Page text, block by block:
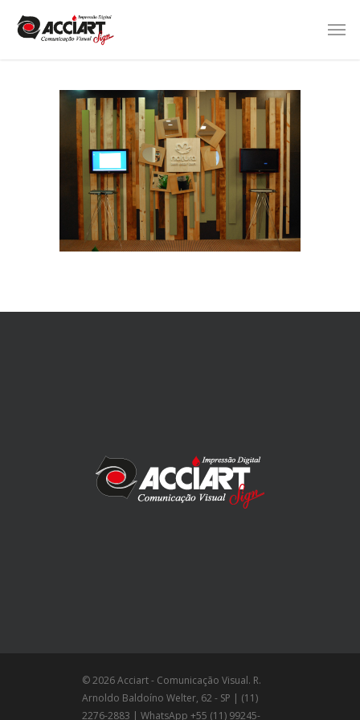
© 2026 Acciart - Comunicação Visual. R.
Arnoldo Baldoíno Welter, 62 - SP | (11)
2276-2883 | WhatsApp +55 (11) 99245-